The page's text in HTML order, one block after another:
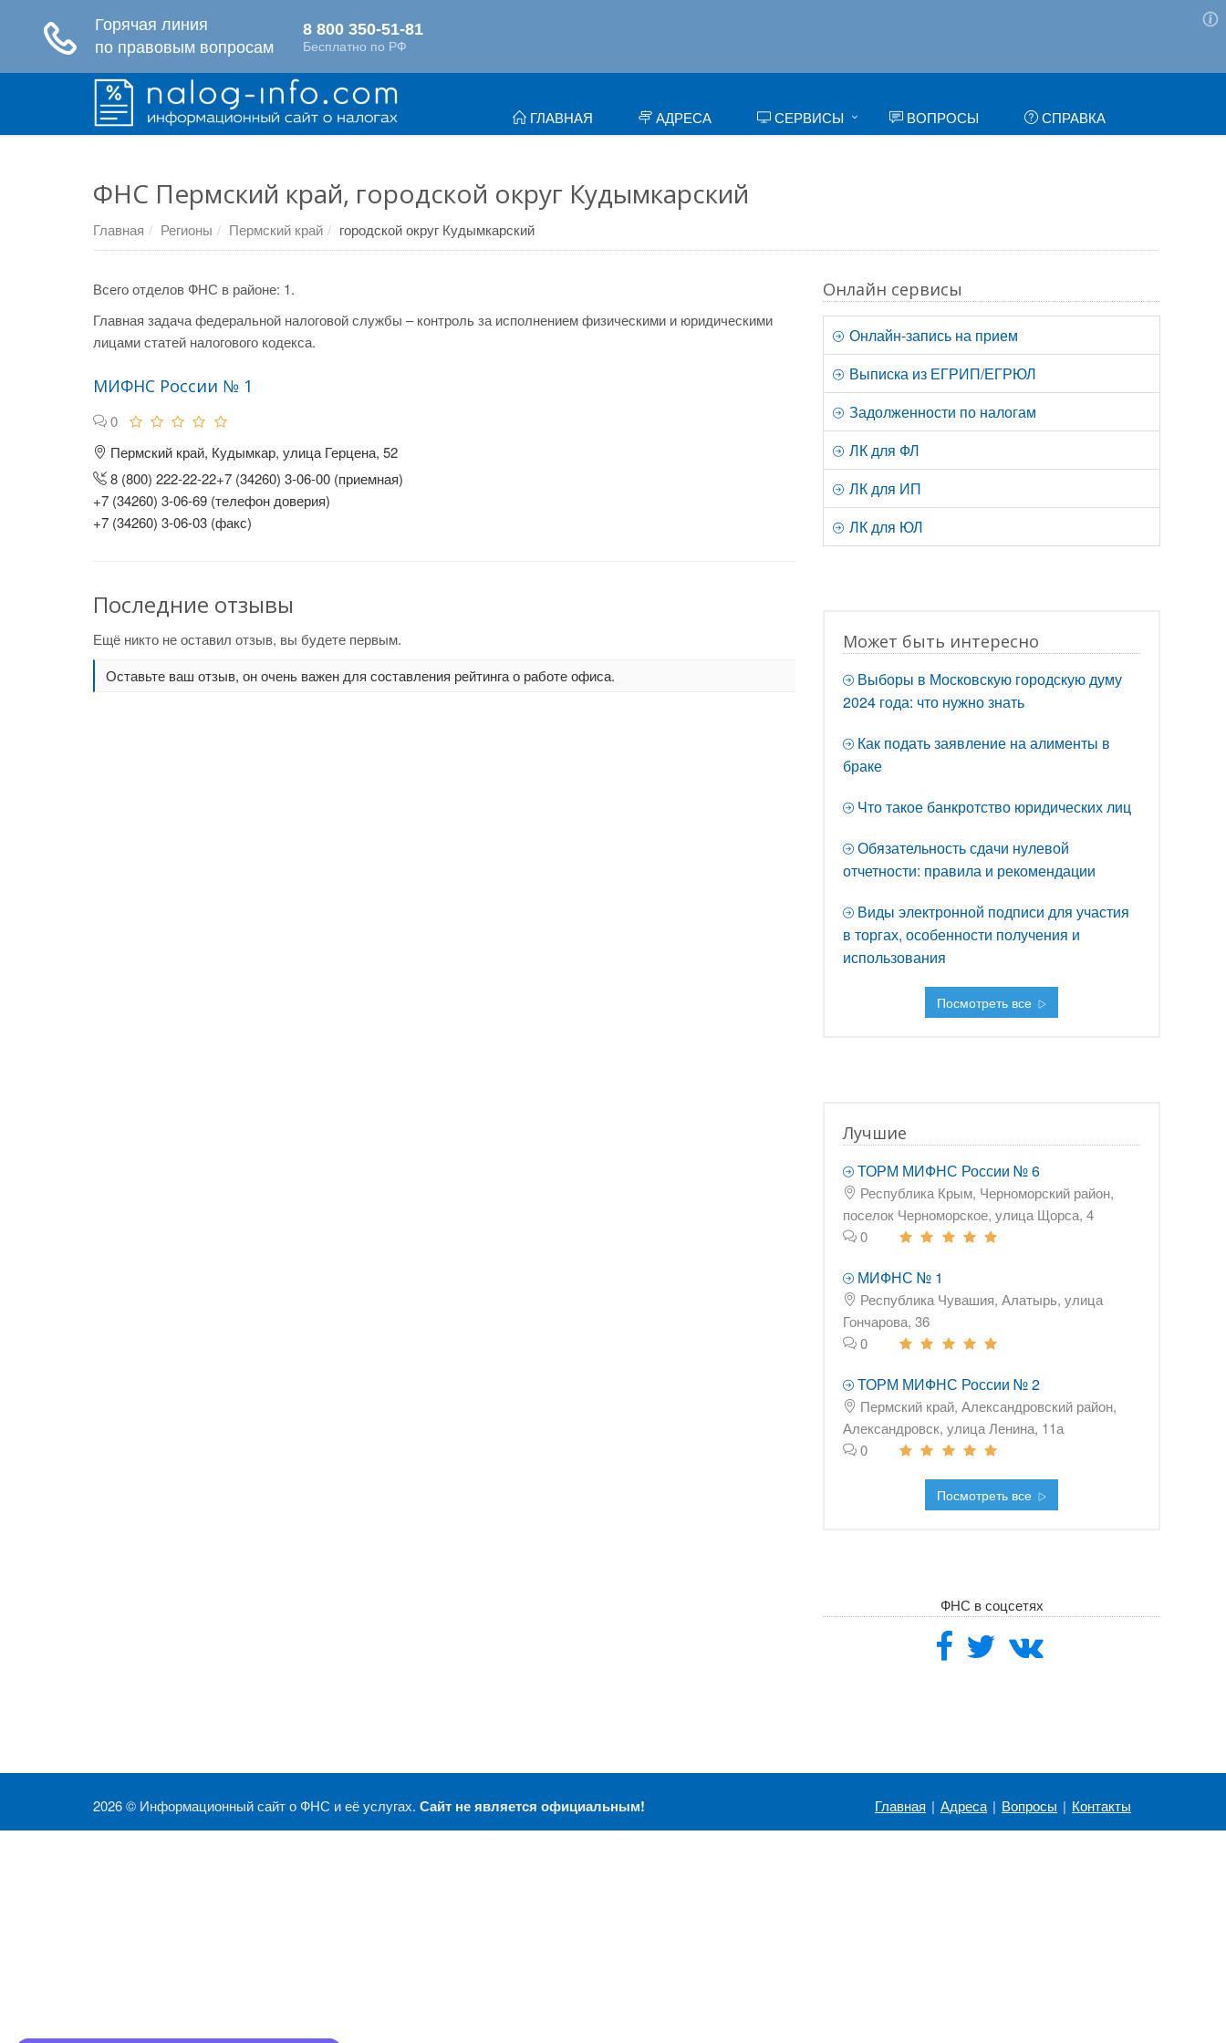
ГЛАВНАЯ АДРЕСА СЕРВИСЫ ВОПРОСЫ СПРАВКА
ФНС Пермский край, городской округ Кудымкарский
Главная Регионы Пермский край городской округ Кудымкарский
Всего отделов ФНС в районе: 1.
Главная задача федеральной налоговой службы – контроль за исполнением физическими и юридическими
лицами статей налогового кодекса.
МИФНС России № 1
0
Пермский край, Кудымкар, улица Герцена, 52
8 (800) 222-22-22+7 (34260) 3-06-00 (приемная)
+7 (34260) 3-06-69 (телефон доверия)
+7 (34260) 3-06-03 (факс)
Последние отзывы
Ещё никто не оставил отзыв, вы будете первым.
Оставьте ваш отзыв, он очень важен для составления рейтинга о работе офиса.
Онлайн сервисы
Онлайн-запись на прием
Выписка из ЕГРИП/ЕГРЮЛ
Задолженности по налогам
ЛК для ФЛ
ЛК для ИП
ЛК для ЮЛ
Может быть интересно
Выборы в Московскую городскую думу
2024 года: что нужно знать
Как подать заявление на алименты в
браке
Что такое банкротство юридических лиц
Обязательность сдачи нулевой
отчетности: правила и рекомендации
Виды электронной подписи для участия
в торгах, особенности получения и
использования
Посмотреть все
Лучшие
ТОРМ МИФНС России № 6
Республика Крым, Черноморский район,
поселок Черноморское, улица Щорса, 4
0
МИФНС № 1
Республика Чувашия, Алатырь, улица
Гончарова, 36
0
ТОРМ МИФНС России № 2
Пермский край, Александровский район,
Александровск, улица Ленина, 11а
0
Посмотреть все
ФНС в соцсетях
2026 © Информационный сайт о ФНС и её услугах. Сайт не является официальным! Главная | Адреса | Вопросы | Контакты